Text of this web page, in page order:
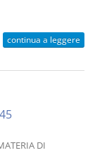
continua a leggere
DI